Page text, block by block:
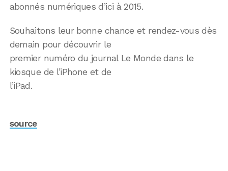
abonnés numériques d’ici à 2015.
Souhaitons leur bonne chance et rendez-vous dès
demain pour découvrir le
premier numéro du journal Le Monde dans le
kiosque de l’iPhone et de
l’iPad.
source